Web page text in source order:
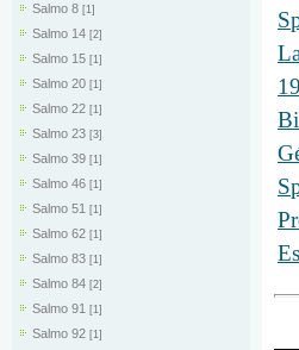
Salmo 8 [1]
Salmo 14 [2]
Salmo 15 [1]
Salmo 20 [1]
Salmo 22 [1]
Salmo 23 [3]
Salmo 39 [1]
Salmo 46 [1]
Salmo 51 [1]
Salmo 62 [1]
Salmo 83 [1]
Salmo 84 [2]
Salmo 91 [1]
Salmo 92 [1]